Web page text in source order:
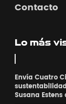
Contacto
Lo más
Envía Cuatro
Susana